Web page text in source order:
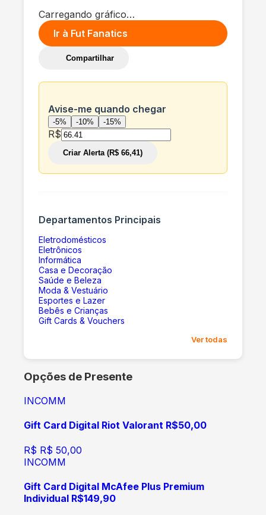
Carregando gráfico…
Ir à Fut Fanatics
Compartilhar
Avise-me quando chegar
-5% -10% -15%
R$
Criar Alerta (R$ 66,41)
Departamentos Principais
Eletrodomésticos
Eletrônicos
Informática
Casa e Decoração
Saúde e Beleza
Moda & Vestuário
Esportes e Lazer
Bebês e Crianças
Gift Cards & Vouchers
Ver todas
Opções de Presente
INCOMM
Gift Card Digital Riot Valorant R$50,00
R$ R$ 50,00
INCOMM
Gift Card Digital McAfee Plus Premium
Individual R$149,90